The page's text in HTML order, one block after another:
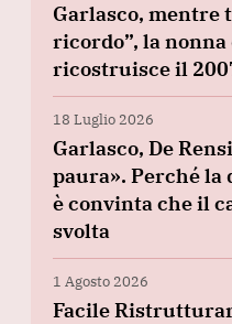
Garlasco, mentre
ricordo”, la
ricostruisce il
18 Luglio 2026
Garlasco, De
paura». Perché la
è convinta che il
svolta
1 Agosto 2026
Facile